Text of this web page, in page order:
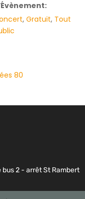
, Gratuit, Tout
80
bus 2 - arrêt St Rambert